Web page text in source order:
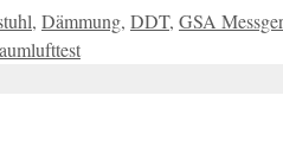
, Dämmung, DDT, GSA